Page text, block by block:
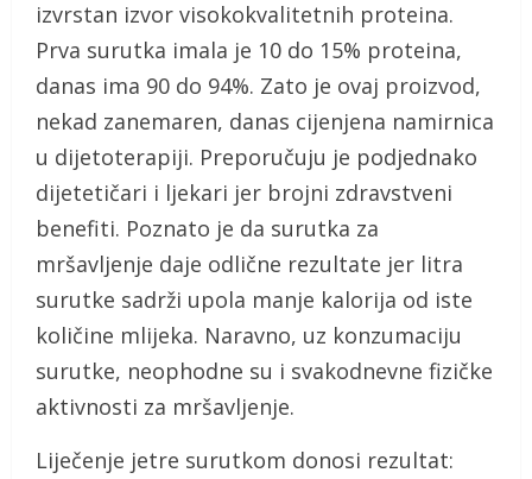
izvrstan izvor visokokvalitetnih proteina.
Prva surutka imala je 10 do 15% proteina,
danas ima 90 do 94%. Zato je ovaj proizvod,
nekad zanemaren, danas cijenjena namirnica
u dijetoterapiji. Preporučuju je podjednako
dijetetičari i ljekari jer brojni zdravstveni
benefiti. Poznato je da surutka za
mršavljenje daje odlične rezultate jer litra
surutke sadrži upola manje kalorija od iste
količine mlijeka. Naravno, uz konzumaciju
surutke, neophodne su i svakodnevne fizičke
aktivnosti za mršavljenje.
Liječenje jetre surutkom donosi rezultat: